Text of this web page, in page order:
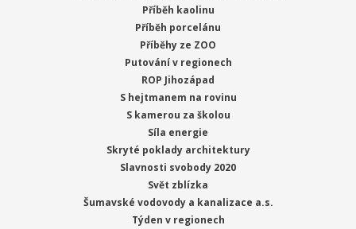
Příběh kaolinu
Příběh porcelánu
Příběhy ze ZOO
Putování v regionech
ROP Jihozápad
S hejtmanem na rovinu
S kamerou za školou
Síla energie
Skryté poklady architektury
Slavnosti svobody 2020
Svět zblízka
Šumavské vodovody a kanalizace a.s.
Týden v regionech